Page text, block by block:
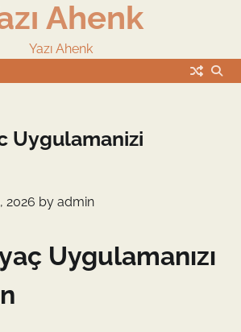
Ahenk
Yazı Ahenk
Uygulamanizi
2026 by admin
Uygulamanızı